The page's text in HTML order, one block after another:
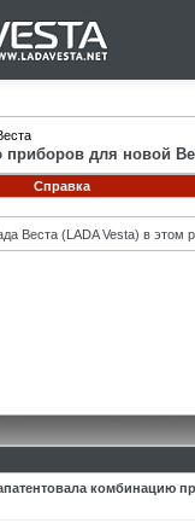
приборов для новой
Справка
Веста (LADA Vesta) в этом
комбинацию